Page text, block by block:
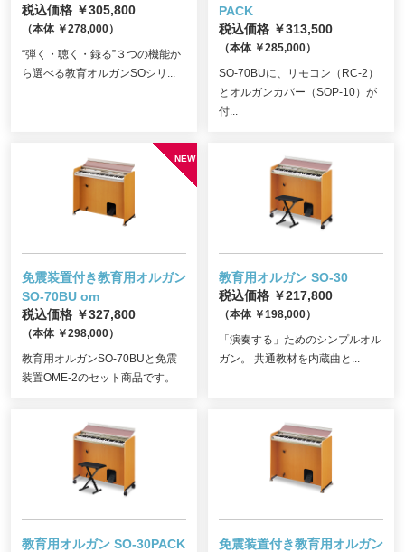
税込価格 ￥305,800
（本体 ￥278,000）
“弾く・聴く・録る”３つの機能か
ら選べる教育オルガンSOシリ...
PACK
税込価格 ￥313,500
（本体 ￥285,000）
SO-70BUに、リモコン（RC-2）
とオルガンカバー（SOP-10）が
付...
免震装置付き教育用オルガン
SO-70BU om
税込価格 ￥327,800
（本体 ￥298,000）
教育用オルガンSO-70BUと免震
装置OME-2のセット商品です。
教育用オルガン SO-30
税込価格 ￥217,800
（本体 ￥198,000）
「演奏する」ためのシンプルオル
ガン。 共通教材を内蔵曲と...
教育用オルガン SO-30PACK
免震装置付き教育用オルガン